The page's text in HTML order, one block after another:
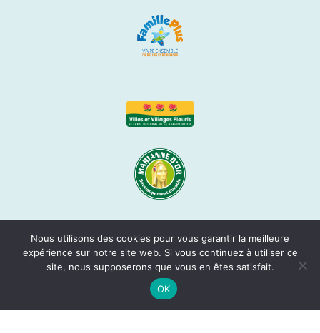
Nous utilisons des cookies pour vous garantir la meilleure
expérience sur notre site web. Si vous continuez à utiliser ce
site, nous supposerons que vous en êtes satisfait.
OK